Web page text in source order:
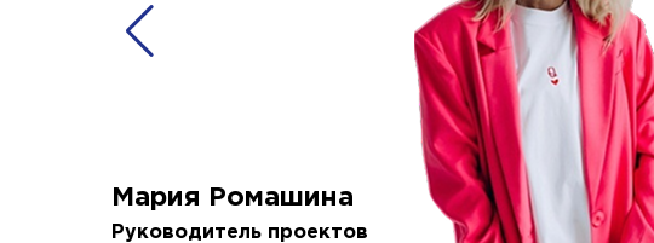
Мария Ромашина
Руководитель проектов